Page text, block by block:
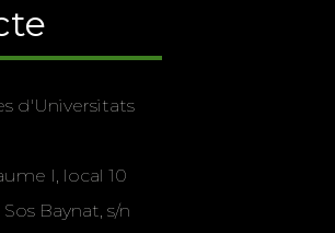
d'Universitats
I, local 10
Baynat, s/n